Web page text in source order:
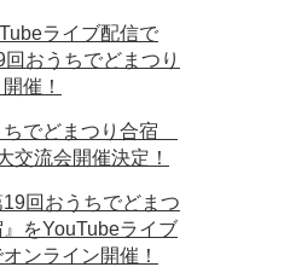
ライブ配信で
回おうちでどまつり
催！
ちでどまつり合宿
交流会開催決定！
19回おうちでどまつ
』をYouTubeライブ
ンライン開催！